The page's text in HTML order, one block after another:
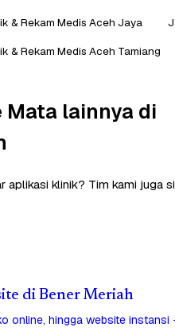
& Rekam Medis Aceh Jaya
& Rekam Medis Aceh Tamiang
Mata lainnya di
aplikasi klinik? Tim kami juga
di Bener Meriah
online, hingga website